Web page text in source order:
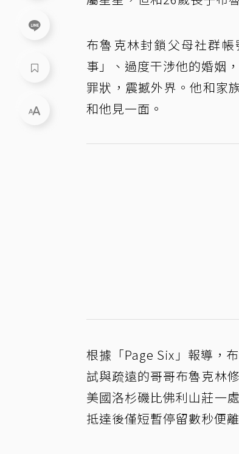
布魯克林封鎖父母社群
事」、過度干涉他的婚姻
罪狀，震撼外界。他和家
和他見一面。
根據「Page Six」報導，
試與疏遠的哥哥布魯克林
美國洛杉磯比佛利山莊一
抵達後僅短暫停留數秒便